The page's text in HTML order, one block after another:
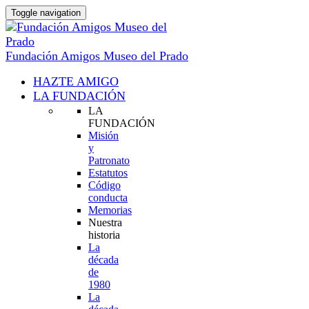
Toggle navigation
Fundación Amigos Museo del Prado
HAZTE AMIGO
LA FUNDACIÓN
LA
FUNDACIÓN
Misión
y
Patronato
Estatutos
Código
conducta
Memorias
Nuestra
historia
La
década
de
1980
La